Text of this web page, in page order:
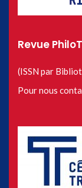
Revue
(ISSN par
Pour nous